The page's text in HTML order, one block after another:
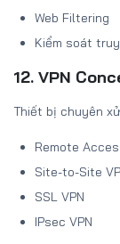
Web Filtering
Kiểm soát
12. VPN
Thiết bị chuyên
Remote
Site-to-Site
SSL VPN
IPsec VPN